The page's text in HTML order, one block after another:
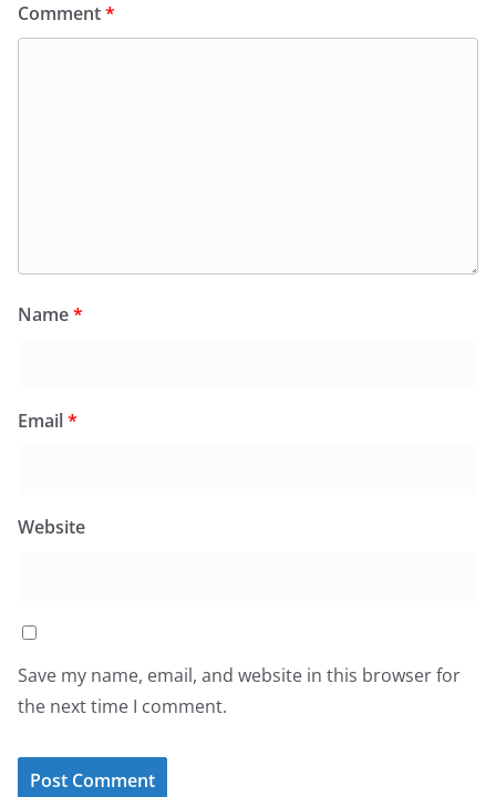
Comment*
Name*
Email*
Website
Save my name, email, and website in this browser for
the next time I comment.